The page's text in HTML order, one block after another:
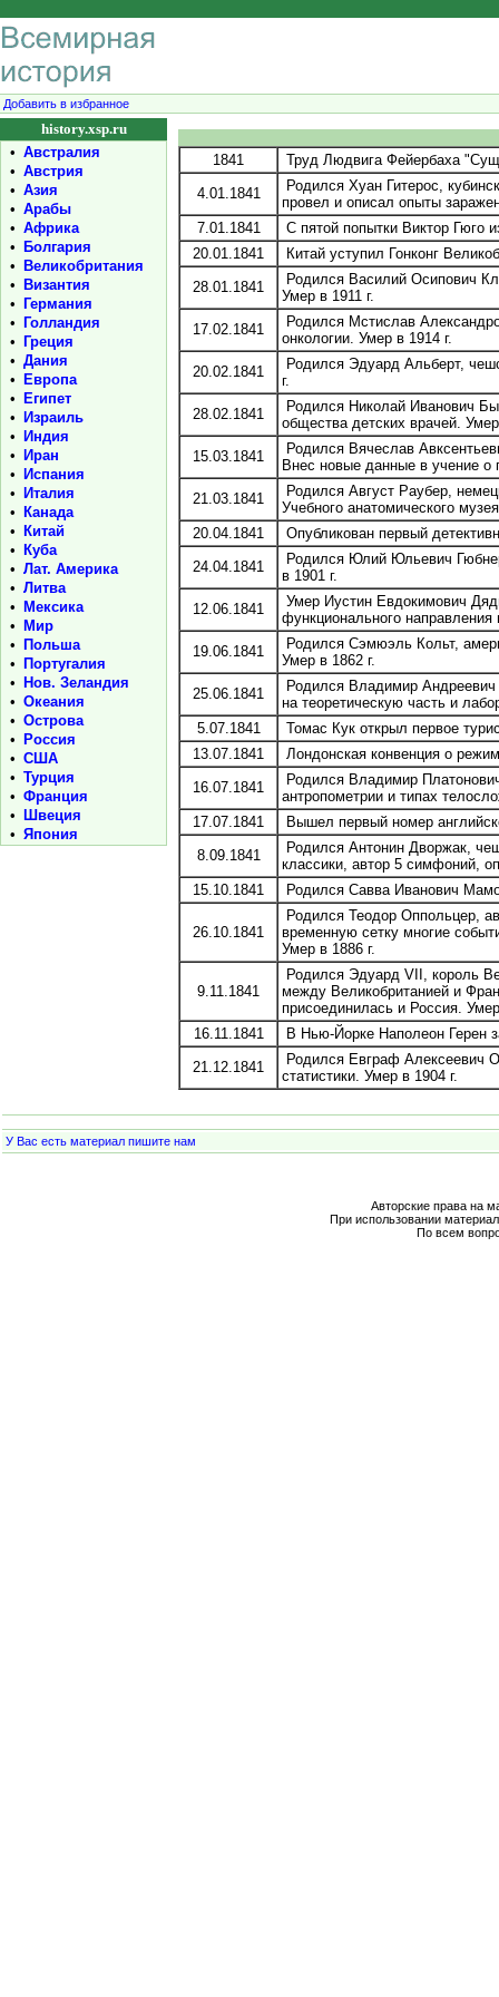
Добавить в избранное
history.xsp.ru
• Австралия
• Австрия
• Азия
• Арабы
• Африка
•
Болгария
•
Великобритания
•
Византия
•
Германия
•
Голландия
•
Греция
• Дания
•
Европа
•
Египет
•
Израиль
•
Индия
•
Иран
•
Испания
•
Италия
•
Канада
•
Китай
•
Куба
• Лат. Америка
• Литва
•
Мексика
•
Мир
•
Польша
•
Португалия
•
Нов. Зеландия
• Океания
• Острова
•
Россия
• США
• Турция
• Франция
•
Швеция
• Япония
1841
Труд Людвига Фейербаха
4.01.1841
Родился Хуан Гитерос,
провел и описал опыты
7.01.1841
С пятой попытки Виктор Гюго
20.01.1841
Китай уступил Гонконг
28.01.1841
Родился Василий Осипович
Умер в 1911 г.
17.02.1841
Родился Мстислав
онкологии. Умер в 1914 г.
20.02.1841
Родился Эдуард Альберт,
г.
28.02.1841
Родился Николай Иванович
общества детских врачей.
15.03.1841
Родился Вячеслав
Внес новые данные в учение о
21.03.1841
Родился Август Раубер,
Учебного анатомического
20.04.1841
Опубликован первый
24.04.1841
Родился Юлий Юльевич
в 1901 г.
12.06.1841
Умер Иустин Евдокимович
функционального направления
19.06.1841
Родился Сэмюэль Кольт,
Умер в 1862 г.
25.06.1841
Родился Владимир Андреевич
на теоретическую часть и
5.07.1841
Томас Кук открыл первое
13.07.1841
Лондонская конвенция о
16.07.1841
Родился Владимир
антропометрии и типах
17.07.1841
Вышел первый номер
8.09.1841
Родился Антонин Дворжак,
классики, автор 5 симфоний,
15.10.1841
Родился Савва Иванович
26.10.1841
Родился Теодор Оппольцер,
временную сетку многие
Умер в 1886 г.
9.11.1841
Родился Эдуард VII, король
между Великобританией и
присоединилась и Россия.
16.11.1841
В Нью-Йорке Наполеон Герен
21.12.1841
Родился Евграф Алексеевич
статистики. Умер в 1904 г.
У Вас есть материал пишите нам
Авторские права на
При использовании
По всем